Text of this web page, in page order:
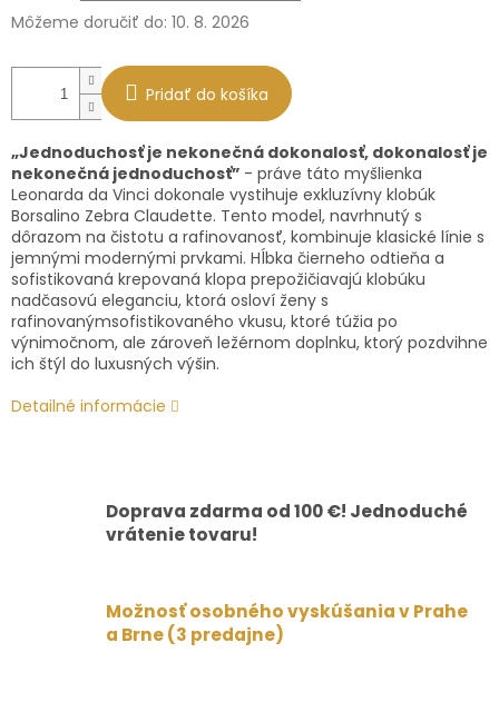
Môžeme doručiť do: 10. 8. 2026
Pridať do košíka
„Jednoduchosť je nekonečná dokonalosť, dokonalosť je
nekonečná jednoduchosť” - práve táto myšlienka
Leonarda da Vinci dokonale vystihuje exkluzívny klobúk
Borsalino Zebra Claudette. Tento model, navrhnutý s
dôrazom na čistotu a rafinovanosť, kombinuje klasické línie s
jemnými modernými prvkami. Hĺbka čierneho odtieňa a
sofistikovaná krepovaná klopa prepožičiavajú klobúku
nadčasovú eleganciu, ktorá osloví ženy s
rafinovanýmsofistikovaného vkusu, ktoré túžia po
výnimočnom, ale zároveň ležérnom doplnku, ktorý pozdvihne
ich štýl do luxusných výšin.
Detailné informácie
Doprava zdarma od 100 €! Jednoduché
vrátenie tovaru!
Možnosť osobného vyskúšania v Prahe
a Brne (3 predajne)